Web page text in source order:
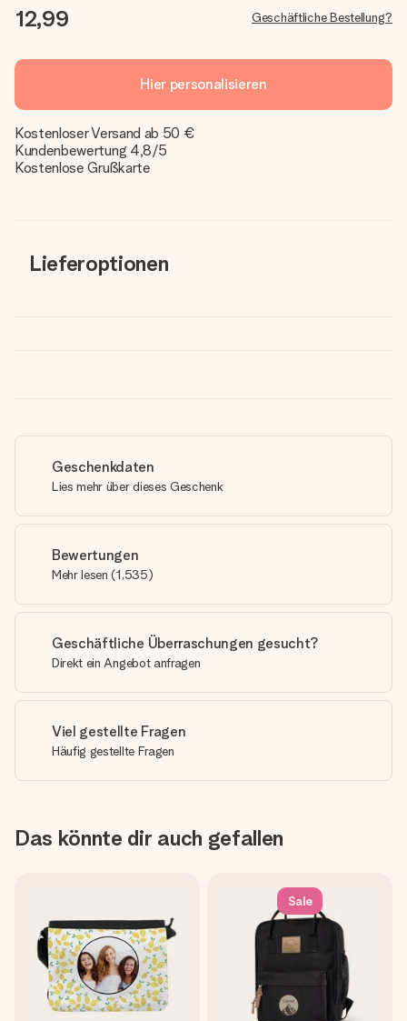
12,99 Geschäftliche Bestellung?
Hier personalisieren
Kostenloser Versand ab 50 €
Kundenbewertung 4,8/5
Kostenlose Grußkarte
Lieferoptionen
Geschenkdaten
Lies mehr über dieses Geschenk
Bewertungen
Mehr lesen (1,535)
Geschäftliche Überraschungen gesucht?
Direkt ein Angebot anfragen
Viel gestellte Fragen
Häufig gestellte Fragen
Das könnte dir auch gefallen
Sale